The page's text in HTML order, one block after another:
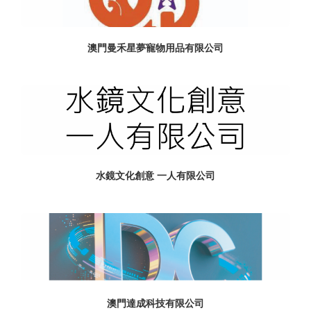
澳門曼禾星夢寵物用品有限公司
水鏡文化創意 一人有限公司
澳門達成科技有限公司